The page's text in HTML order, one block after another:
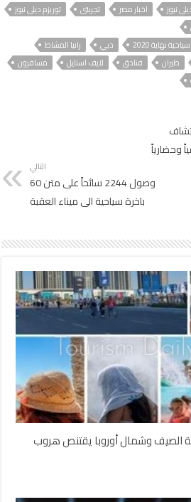
نيوز اخبار مصر تجربتى
توريزم ديلى نيوز
دبي
رانيا المشاط
طيران فنادق لايف استايل
مسافرون
وحضارياً
التالي
وصول 2244 سائحاً على متن 60
باخرة سياحية الى ميناء العقبة
الصيف وشمال أوروبا يقتنص هروب